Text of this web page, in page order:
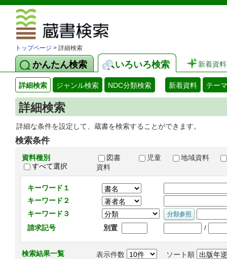
トップページ > 詳細検索
かんたん検索 いろいろ検索 新着資料
詳細検索 ジャンル検索 NDC分類検索 新着資料 テー
詳細検索
詳細な条件を設定して、蔵書を検索することができます。
検索条件
資料種別
すべて選択
図書 児童
地域資料
資料
キーワード１
キーワード２
キーワード３
請求記号
別置 /
検索結果一覧 表示件数 ソート順